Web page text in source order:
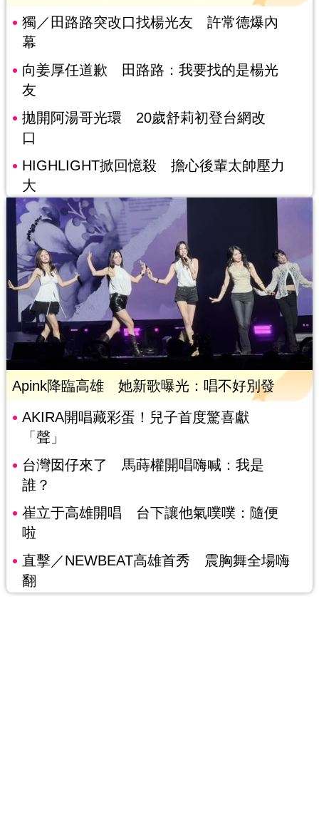
獨／田路路突改口找楊光友 許常德爆內
幕
向姜厚任道歉 田路路：我要找的是楊光
友
拋開阿湯哥光環 20歲舒莉初登台網改
口
HIGHLIGHT掀回憶殺 擔心後輩太帥壓力
大
Apink降臨高雄 她新歌曝光：唱不好別發
AKIRA開唱藏彩蛋！兒子首度驚喜獻
「聲」
台灣囡仔來了 馬蒔權開唱嗨喊：我是
誰？
崔立于高雄開唱 台下讓他氣噗噗：隨便
啦
直擊／NEWBEAT高雄首秀 震胸舞全場嗨
翻